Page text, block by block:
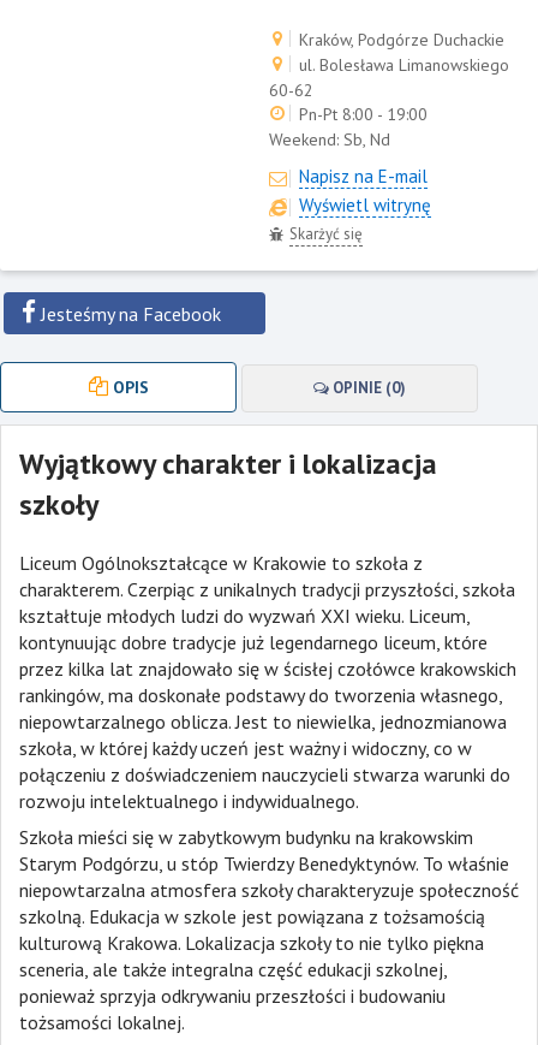
Kraków, Podgórze Duchackie
ul. Bolesława Limanowskiego
60-62
Pn-Pt 8:00 - 19:00
Weekend:Sb, Nd
Napisz na E-mail
Wyświetl witrynę
Skarżyć się
Jesteśmy na Facebook
OPIS OPINIE (0)
Wyjątkowy charakter i lokalizacja
szkoły
Liceum Ogólnokształcące w Krakowie to szkoła z
charakterem. Czerpiąc z unikalnych tradycji przyszłości, szkoła
kształtuje młodych ludzi do wyzwań XXI wieku. Liceum,
kontynuując dobre tradycje już legendarnego liceum, które
przez kilka lat znajdowało się w ścisłej czołówce krakowskich
rankingów, ma doskonałe podstawy do tworzenia własnego,
niepowtarzalnego oblicza. Jest to niewielka, jednozmianowa
szkoła, w której każdy uczeń jest ważny i widoczny, co w
połączeniu z doświadczeniem nauczycieli stwarza warunki do
rozwoju intelektualnego i indywidualnego.
Szkoła mieści się w zabytkowym budynku na krakowskim
Starym Podgórzu, u stóp Twierdzy Benedyktynów. To właśnie
niepowtarzalna atmosfera szkoły charakteryzuje społeczność
szkolną. Edukacja w szkole jest powiązana z tożsamością
kulturową Krakowa. Lokalizacja szkoły to nie tylko piękna
sceneria, ale także integralna część edukacji szkolnej,
ponieważ sprzyja odkrywaniu przeszłości i budowaniu
tożsamości lokalnej.